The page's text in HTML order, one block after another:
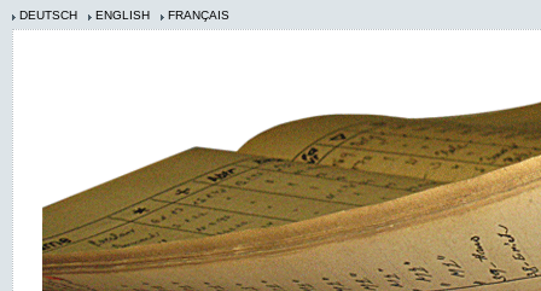
DEUTSCH ENGLISH FRANÇAIS